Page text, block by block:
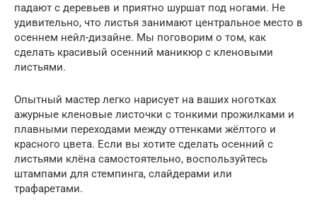
падают с деревьев и приятно шуршат под ногами. Не
удивительно, что листья занимают центральное место в
осеннем нейл-дизайне. Мы поговорим о том, как
сделать красивый осенний маникюр с кленовыми
листьями.
Опытный мастер легко нарисует на ваших ноготках
ажурные кленовые листочки с тонкими прожилками и
плавными переходами между оттенками жёлтого и
красного цвета. Если вы хотите сделать осенний с
листьями клёна самостоятельно, воспользуйтесь
штампами для стемпинга, слайдерами или
трафаретами.